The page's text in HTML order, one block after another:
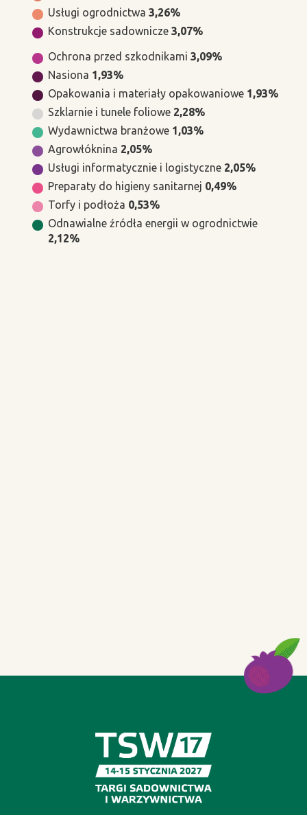
Usługi ogrodnictwa 3,26%
Konstrukcje sadownicze 3,07%
Ochrona przed szkodnikami 3,09%
Nasiona 1,93%
Opakowania i materiały opakowaniowe 1,93%
Szklarnie i tunele foliowe 2,28%
Wydawnictwa branżowe 1,03%
Agrowłóknina 2,05%
Usługi informatycznie i logistyczne 2,05%
Preparaty do higieny sanitarnej 0,49%
Torfy i podłoża 0,53%
Odnawialne źródła energii w ogrodnictwie
2,12%